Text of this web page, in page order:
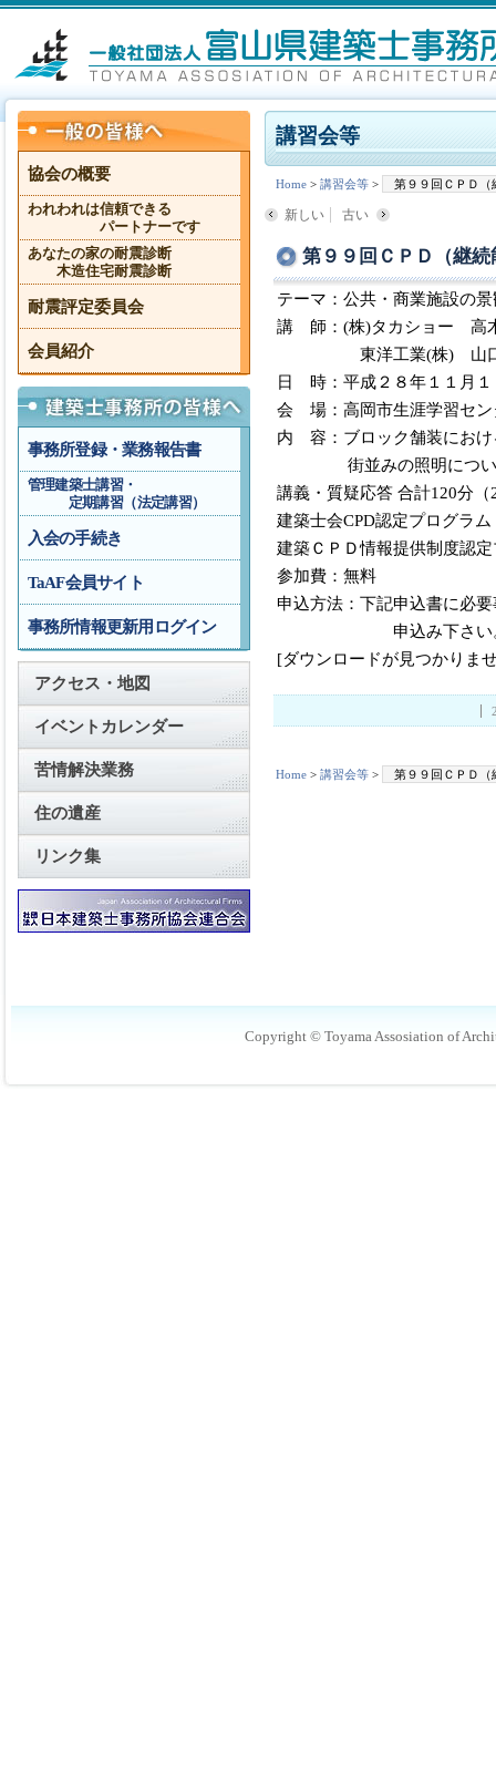
講習会等
Home > 講習会等 > 第９９回ＣＰＤ（
新しい 古い
第９９回ＣＰＤ（継
テーマ：公共・商業施設の
講 師：(株)タカショー 高
東洋工業(株) 山口拓
日 時：平成２８年１１月１
会 場：高岡市生涯学習セン
内 容：ブロック舗装におけ
街並みの照明について
講義・質疑応答 合計120分（
建築士会CPD認定プログラム
建築ＣＰＤ情報提供制度認
参加費：無料
申込方法：下記申込書に必
申込み下さい
[ダウンロードが見つかりま
Home > 講習会等 > 第９９回ＣＰＤ（
協会の概要
われわれは信頼できる
パートナーです
あなたの家の耐震診断
木造住宅耐震診断
耐震評定委員会
会員紹介
事務所登録・業務報告書
管理建築士講習・
定期講習（法定講習）
入会の手続き
TaAF会員サイト
事務所情報更新用ログイン
アクセス・地図
イベントカレンダー
苦情解決業務
住の遺産
リンク集
Copyright © Toyama Assosiation of